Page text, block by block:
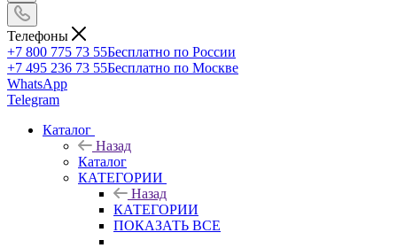
Телефоны
+7 800 775 73 55Бесплатно по России
+7 495 236 73 55Бесплатно по Москве
WhatsApp
Telegram
Каталог
Назад
Каталог
КАТЕГОРИИ
Назад
КАТЕГОРИИ
ПОКАЗАТЬ ВСЕ